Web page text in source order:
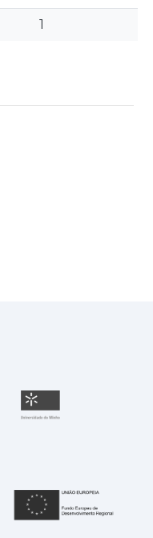
1
Fundação para a
República Portuguesa